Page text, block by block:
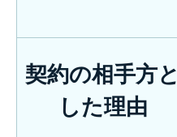
契約の相手方と
した理由